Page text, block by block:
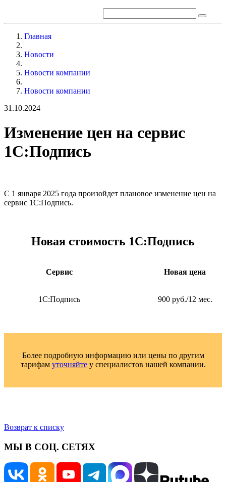
Главная
Новости
Новости компании
Новости компании
31.10.2024
Изменение цен на сервис
1С:Подпись
С 1 января 2025 года произойдет плановое изменение цен на
сервис 1С:Подпись.
Новая стоимость 1С:Подпись
Сервис Новая цена
1С:Подпись 900 руб./12 мес.
Более подробную информацию или цены по другим
тарифам уточняйтеу специалистов нашей компании.
Возврат к списку
МЫ В СОЦ. СЕТЯХ